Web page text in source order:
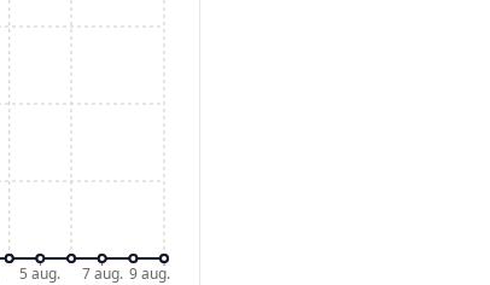
5 aug. 7 aug. 9 aug.